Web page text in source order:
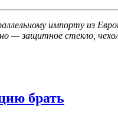
импорту из
защитное стекло,
брать